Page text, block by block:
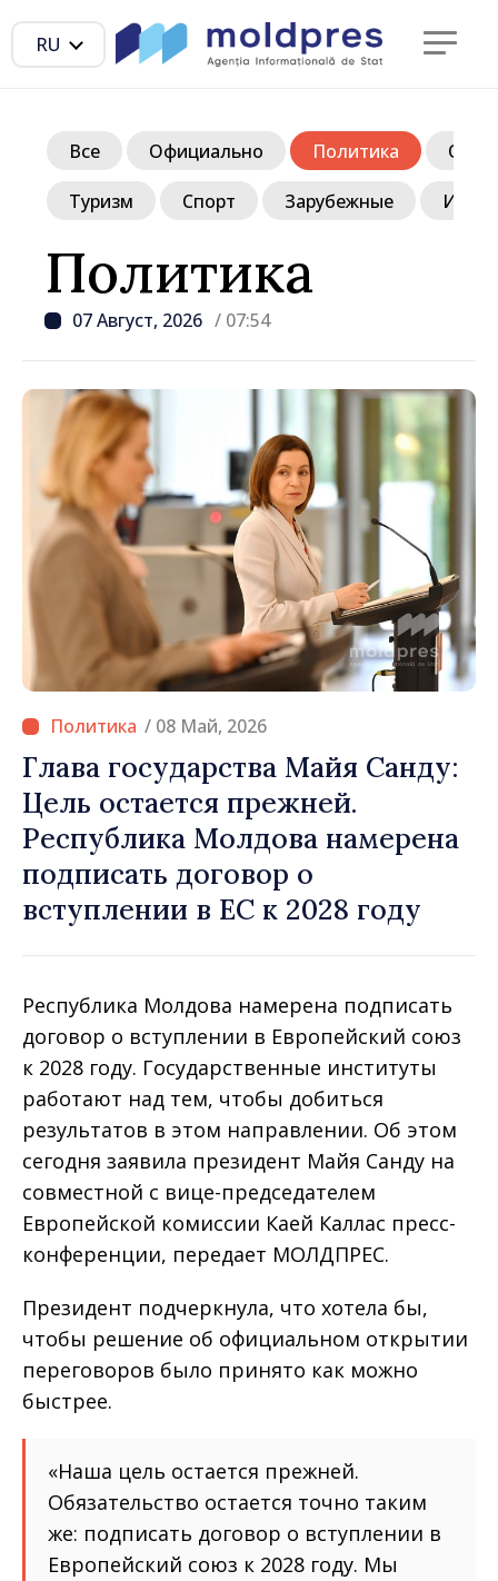
RU
Политика
07 Август, 2026 / 07:54
Все Официально Политика
Туризм Спорт Зарубежные
/ 08 Май, 2026
Глава государства Майя Санду:
Цель остается прежней.
Республика Молдова намерена
подписать договор о
вступлении в ЕС к 2028 году
Республика Молдова намерена подписать
договор о вступлении в Европейский cоюз
к 2028 году. Государственные институты
работают над тем, чтобы добиться
результатов в этом направлении. Об этом
сегодня заявила президент Майя Санду на
совместной с вице-председателем
Европейской комиссии Каей Каллас пресс-
конференции, передает МОЛДПРЕС.
Президент подчеркнула, что хотела бы,
чтобы решение об официальном открытии
переговоров было принято как можно
быстрее.
«Наша цель остается прежней.
Обязательство остается точно таким
же: подписать договор о вступлении в
Европейский союз к 2028 году. Мы